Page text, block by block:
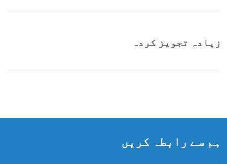
زیادہ تجویز کردہ
ہم سے رابطہ کریں